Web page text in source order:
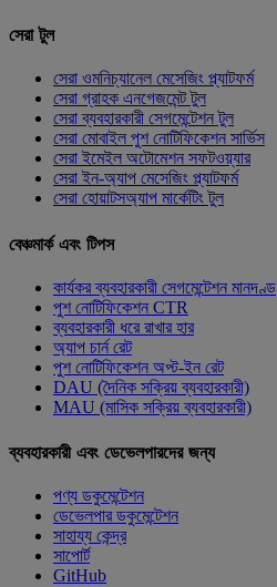
সেরা টুল
সেরা ওমনিচ্যানেল মেসেজিং প্ল্যাটফর্ম
সেরা গ্রাহক এনগেজমেন্ট টুল
সেরা ব্যবহারকারী সেগমেন্টেশন টুল
সেরা মোবাইল পুশ নোটিফিকেশন সার্ভিস
সেরা ইমেইল অটোমেশন সফটওয়্যার
সেরা ইন-অ্যাপ মেসেজিং প্ল্যাটফর্ম
সেরা হোয়াটসঅ্যাপ মার্কেটিং টুল
বেঞ্চমার্ক এবং টিপস
কার্যকর ব্যবহারকারী সেগমেন্টেশন মানদণ্ড
পুশ নোটিফিকেশন CTR
ব্যবহারকারী ধরে রাখার হার
অ্যাপ চার্ন রেট
পুশ নোটিফিকেশন অপ্ট-ইন রেট
DAU (দৈনিক সক্রিয় ব্যবহারকারী)
MAU (মাসিক সক্রিয় ব্যবহারকারী)
ব্যবহারকারী এবং ডেভেলপারদের জন্য
পণ্য ডকুমেন্টেশন
ডেভেলপার ডকুমেন্টেশন
সাহায্য কেন্দ্র
সাপোর্ট
GitHub